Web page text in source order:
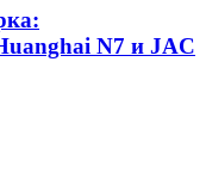
N7 и JAC